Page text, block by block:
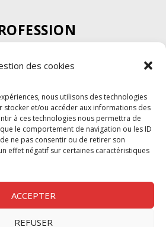
des cookies
nous utilisons des technologies
stocker et/ou accéder aux informations des
à ces technologies nous permettra de
le comportement de navigation ou les ID
ne pas consentir ou de retirer son
effet négatif sur certaines caractéristiques
ACCEPTER
REFUSER
visuel